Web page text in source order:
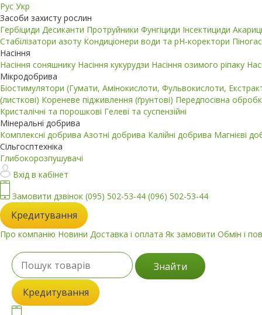
Рус Укр
Засоби захисту рослин
Гербіциди Десиканти Протруйники Фунгіциди Інсектициди
Стабілізатори азоту Кондиціонери води та pH-коректори
Насіння
Насіння соняшнику Насіння кукурудзи Насіння озимого ріпаку
Мікродобрива
Біостимулятори (Гумати, Амінокислоти, Фульвокислоти,
(листкові) Кореневе підживлення (ґрунтові) Передпосівна
Кристалічні та порошкові Гелеві та суспензійні
Мінеральні добрива
Комплексні добрива Азотні добрива Калійні добрива Магнієві
Сільгосптехніка
Глибокорозпушувачі
Вхід в кабінет
Замовити дзвінок (095) 502-53-44 (096) 502-53-44
Кредитування
Про компанію Новини Доставка і оплата Як замовити Обмін і
Знайти
Кредитування